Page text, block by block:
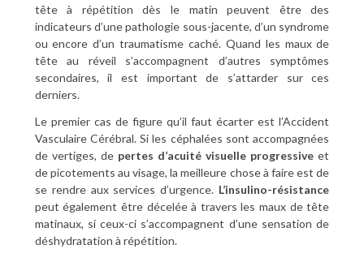
tête à répétition dès le matin peuvent être des
indicateurs d’une pathologie sous-jacente, d’un syndrome
ou encore d’un traumatisme caché. Quand les maux de
tête au réveil s’accompagnent d’autres symptômes
secondaires, il est important de s’attarder sur ces
derniers.
Le premier cas de figure qu’il faut écarter est l’Accident
Vasculaire Cérébral. Si les céphalées sont accompagnées
de vertiges, de pertes d’acuité visuelle progressive et
de picotements au visage, la meilleure chose à faire est de
se rendre aux services d’urgence. L’insulino-résistance
peut également être décelée à travers les maux de tête
matinaux, si ceux-ci s’accompagnent d’une sensation de
déshydratation à répétition.